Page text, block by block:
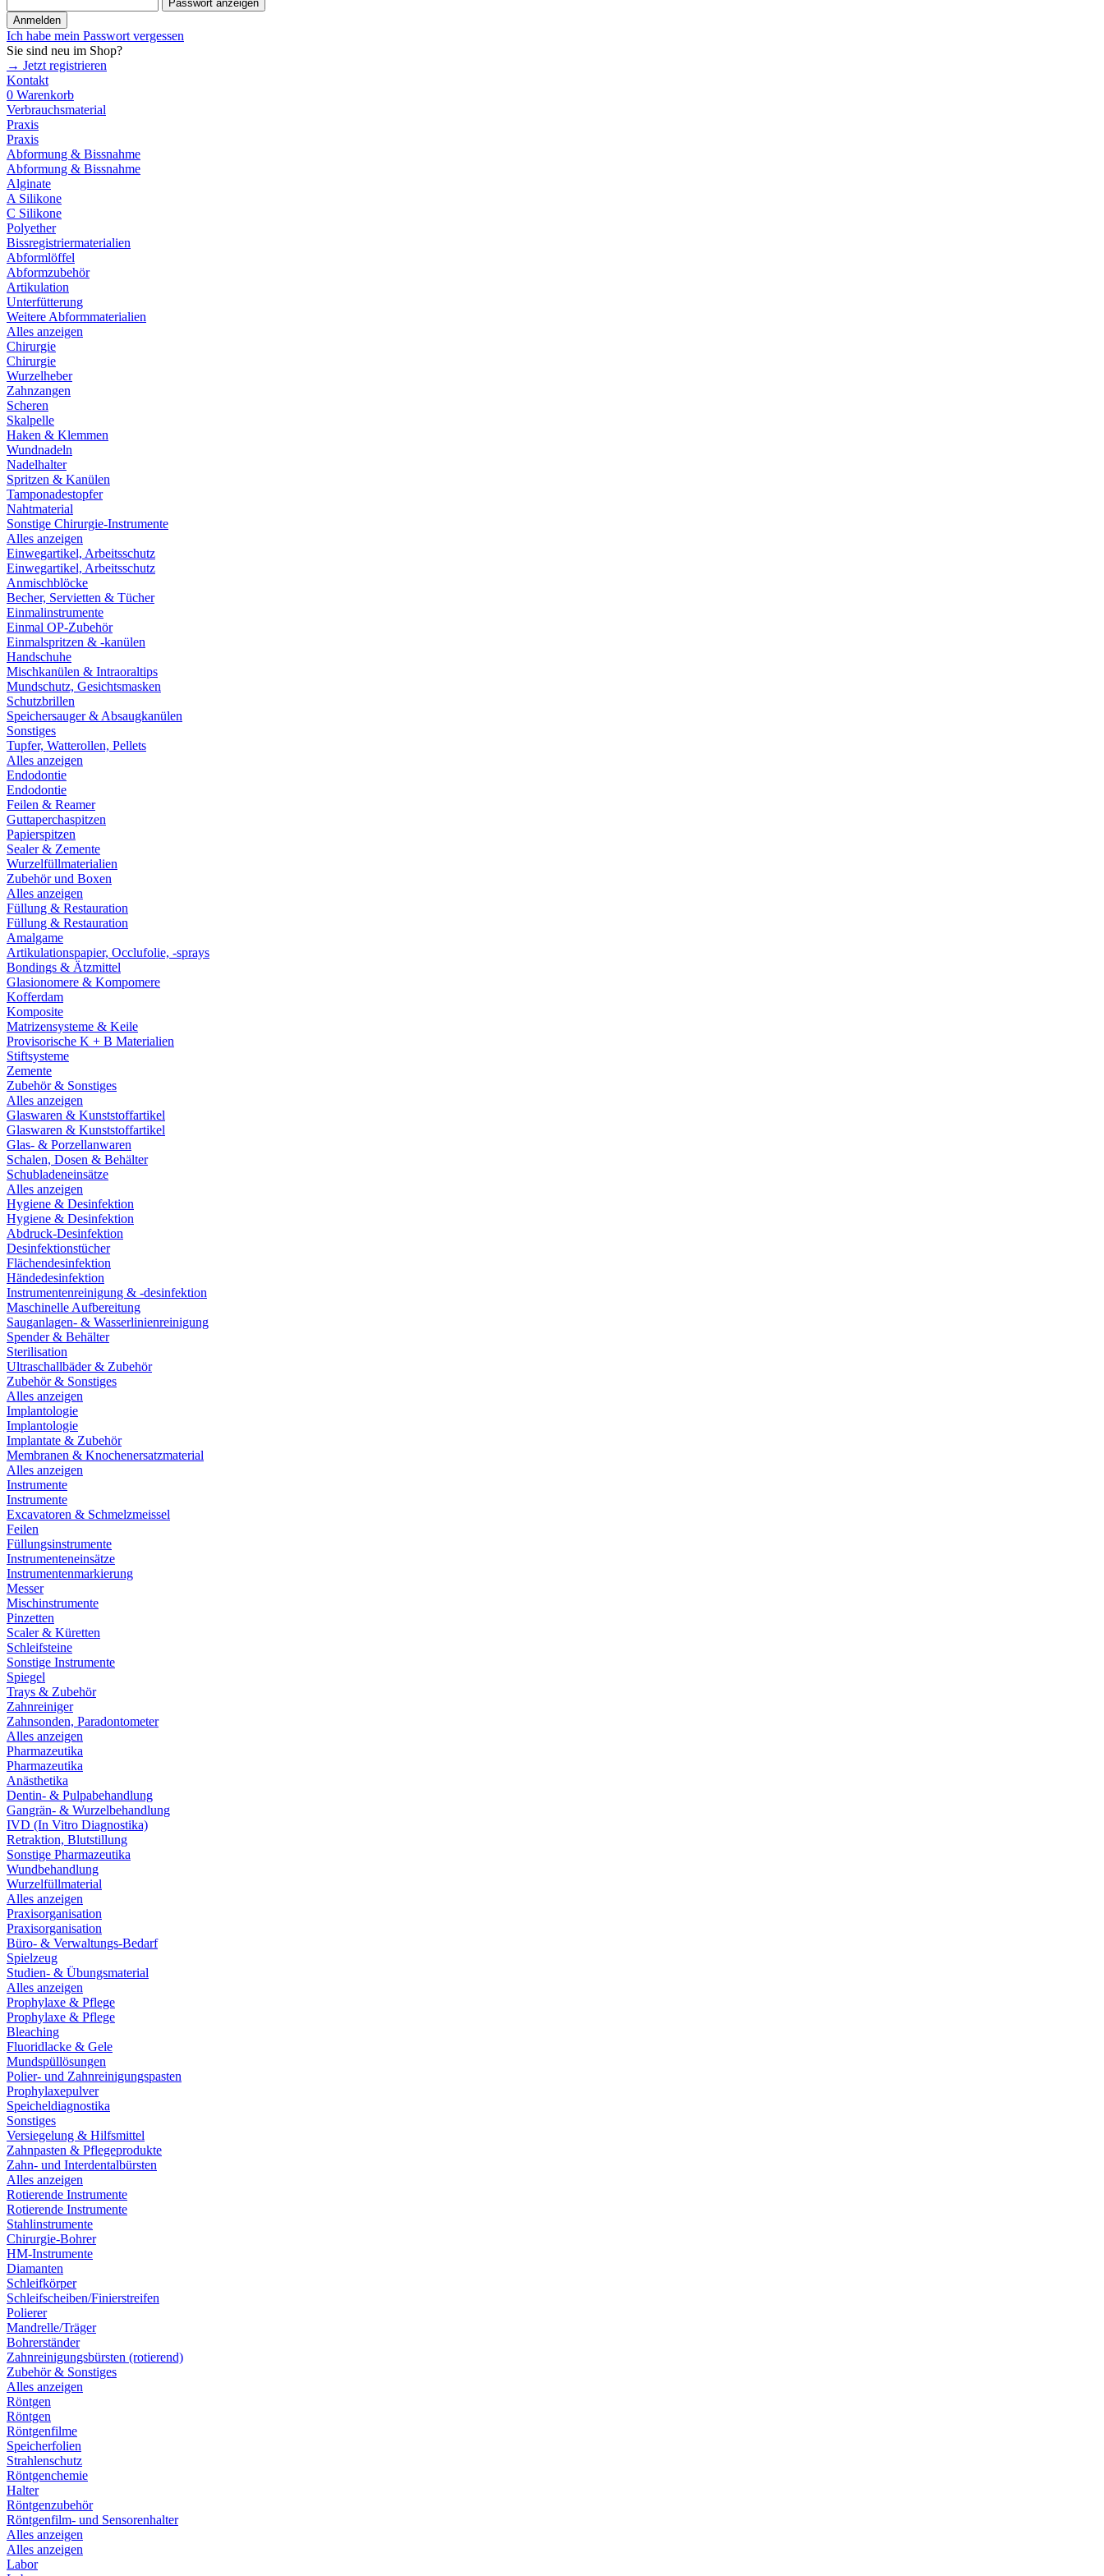
Passwort anzeigen
Anmelden
Ich habe mein Passwort vergessen
Sie sind neu im Shop?
→ Jetzt registrieren
Kontakt
0 Warenkorb
Verbrauchsmaterial
Praxis
Praxis
Abformung & Bissnahme
Abformung & Bissnahme
Alginate
A Silikone
C Silikone
Polyether
Bissregistriermaterialien
Abformlöffel
Abformzubehör
Artikulation
Unterfütterung
Weitere Abformmaterialien
Alles anzeigen
Chirurgie
Chirurgie
Wurzelheber
Zahnzangen
Scheren
Skalpelle
Haken & Klemmen
Wundnadeln
Nadelhalter
Spritzen & Kanülen
Tamponadestopfer
Nahtmaterial
Sonstige Chirurgie-Instrumente
Alles anzeigen
Einwegartikel, Arbeitsschutz
Einwegartikel, Arbeitsschutz
Anmischblöcke
Becher, Servietten & Tücher
Einmalinstrumente
Einmal OP-Zubehör
Einmalspritzen & -kanülen
Handschuhe
Mischkanülen & Intraoraltips
Mundschutz, Gesichtsmasken
Schutzbrillen
Speichersauger & Absaugkanülen
Sonstiges
Tupfer, Watterollen, Pellets
Alles anzeigen
Endodontie
Endodontie
Feilen & Reamer
Guttaperchaspitzen
Papierspitzen
Sealer & Zemente
Wurzelfüllmaterialien
Zubehör und Boxen
Alles anzeigen
Füllung & Restauration
Füllung & Restauration
Amalgame
Artikulationspapier, Occlufolie, -sprays
Bondings & Ätzmittel
Glasionomere & Kompomere
Kofferdam
Komposite
Matrizensysteme & Keile
Provisorische K + B Materialien
Stiftsysteme
Zemente
Zubehör & Sonstiges
Alles anzeigen
Glaswaren & Kunststoffartikel
Glaswaren & Kunststoffartikel
Glas- & Porzellanwaren
Schalen, Dosen & Behälter
Schubladeneinsätze
Alles anzeigen
Hygiene & Desinfektion
Hygiene & Desinfektion
Abdruck-Desinfektion
Desinfektionstücher
Flächendesinfektion
Händedesinfektion
Instrumentenreinigung & -desinfektion
Maschinelle Aufbereitung
Sauganlagen- & Wasserlinienreinigung
Spender & Behälter
Sterilisation
Ultraschallbäder & Zubehör
Zubehör & Sonstiges
Alles anzeigen
Implantologie
Implantologie
Implantate & Zubehör
Membranen & Knochenersatzmaterial
Alles anzeigen
Instrumente
Instrumente
Excavatoren & Schmelzmeissel
Feilen
Füllungsinstrumente
Instrumenteneinsätze
Instrumentenmarkierung
Messer
Mischinstrumente
Pinzetten
Scaler & Küretten
Schleifsteine
Sonstige Instrumente
Spiegel
Trays & Zubehör
Zahnreiniger
Zahnsonden, Paradontometer
Alles anzeigen
Pharmazeutika
Pharmazeutika
Anästhetika
Dentin- & Pulpabehandlung
Gangrän- & Wurzelbehandlung
IVD (In Vitro Diagnostika)
Retraktion, Blutstillung
Sonstige Pharmazeutika
Wundbehandlung
Wurzelfüllmaterial
Alles anzeigen
Praxisorganisation
Praxisorganisation
Büro- & Verwaltungs-Bedarf
Spielzeug
Studien- & Übungsmaterial
Alles anzeigen
Prophylaxe & Pflege
Prophylaxe & Pflege
Bleaching
Fluoridlacke & Gele
Mundspüllösungen
Polier- und Zahnreinigungspasten
Prophylaxepulver
Speicheldiagnostika
Sonstiges
Versiegelung & Hilfsmittel
Zahnpasten & Pflegeprodukte
Zahn- und Interdentalbürsten
Alles anzeigen
Rotierende Instrumente
Rotierende Instrumente
Stahlinstrumente
Chirurgie-Bohrer
HM-Instrumente
Diamanten
Schleifkörper
Schleifscheiben/Finierstreifen
Polierer
Mandrelle/Träger
Bohrerständer
Zahnreinigungsbürsten (rotierend)
Zubehör & Sonstiges
Alles anzeigen
Röntgen
Röntgen
Röntgenfilme
Speicherfolien
Strahlenschutz
Röntgenchemie
Halter
Röntgenzubehör
Röntgenfilm- und Sensorenhalter
Alles anzeigen
Alles anzeigen
Labor